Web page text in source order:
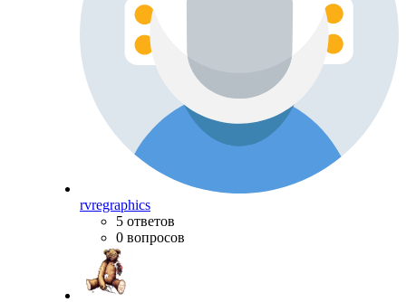
rvregraphics
5 ответов
0 вопросов